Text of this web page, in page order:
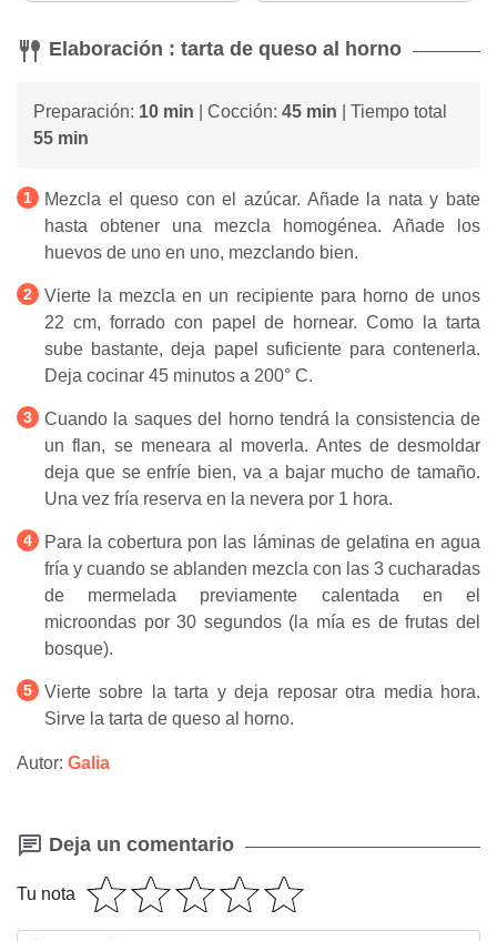
Elaboración : tarta de queso al horno
Preparación: 10 min | Cocción: 45 min | Tiempo total
55 min
Mezcla el queso con el azúcar. Añade la nata y bate
hasta obtener una mezcla homogénea. Añade los
huevos de uno en uno, mezclando bien.
Vierte la mezcla en un recipiente para horno de unos
22 cm, forrado con papel de hornear. Como la tarta
sube bastante, deja papel suficiente para contenerla.
Deja cocinar 45 minutos a 200° C.
Cuando la saques del horno tendrá la consistencia de
un flan, se meneara al moverla. Antes de desmoldar
deja que se enfríe bien, va a bajar mucho de tamaño.
Una vez fría reserva en la nevera por 1 hora.
Para la cobertura pon las láminas de gelatina en agua
fría y cuando se ablanden mezcla con las 3 cucharadas
de mermelada previamente calentada en el
microondas por 30 segundos (la mía es de frutas del
bosque).
Vierte sobre la tarta y deja reposar otra media hora.
Sirve la tarta de queso al horno.
Autor: Galia
Deja un comentario
Tu nota